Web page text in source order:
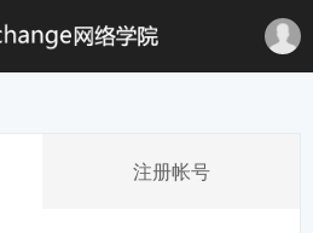
注册帐号